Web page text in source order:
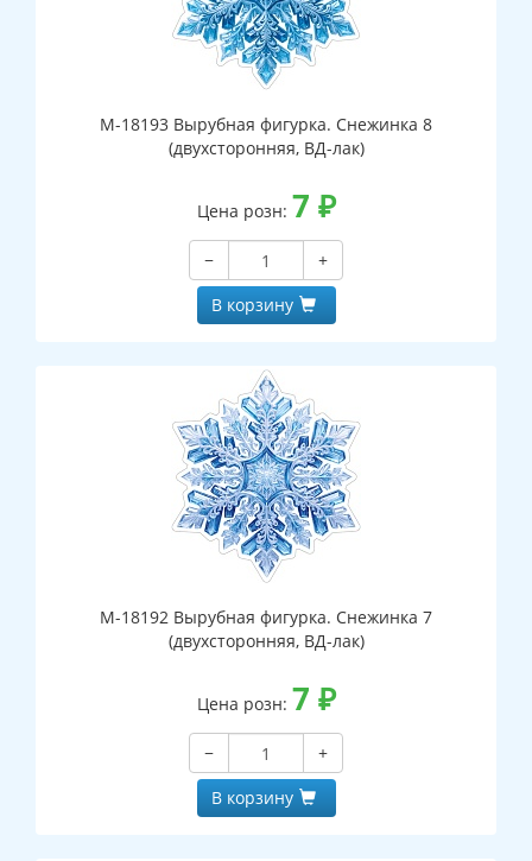
М-18193 Вырубная фигурка. Снежинка 8
(двухсторонняя, ВД-лак)
Цена розн: 7 ₽
−
+
В корзину
М-18192 Вырубная фигурка. Снежинка 7
(двухсторонняя, ВД-лак)
Цена розн: 7 ₽
−
+
В корзину